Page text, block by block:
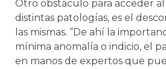
Otro obstáculo para acceder
distintas patologías, es el
las mismas. “De ahí la
mínima anomalía o indicio, el
en manos de expertos que